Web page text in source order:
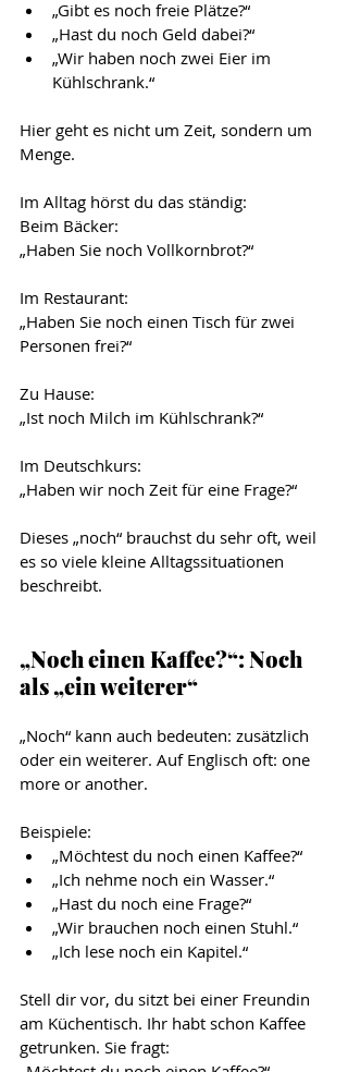
„Gibt es noch freie Plätze?“
„Hast du noch Geld dabei?“
„Wir haben noch zwei Eier im
Kühlschrank.“
Hier geht es nicht um Zeit, sondern um
Menge.
Im Alltag hörst du das ständig:
Beim Bäcker:
„Haben Sie noch Vollkornbrot?“
Im Restaurant:
„Haben Sie noch einen Tisch für zwei
Personen frei?“
Zu Hause:
„Ist noch Milch im Kühlschrank?“
Im Deutschkurs:
„Haben wir noch Zeit für eine Frage?“
Dieses „noch“ brauchst du sehr oft, weil
es so viele kleine Alltagssituationen
beschreibt.
„Noch einen Kaffee?“: Noch
als „ein weiterer“
„Noch“ kann auch bedeuten: zusätzlich
oder ein weiterer. Auf Englisch oft: one
more or another.
Beispiele:
„Möchtest du noch einen Kaffee?“
„Ich nehme noch ein Wasser.“
„Hast du noch eine Frage?“
„Wir brauchen noch einen Stuhl.“
„Ich lese noch ein Kapitel.“
Stell dir vor, du sitzt bei einer Freundin
am Küchentisch. Ihr habt schon Kaffee
getrunken. Sie fragt: